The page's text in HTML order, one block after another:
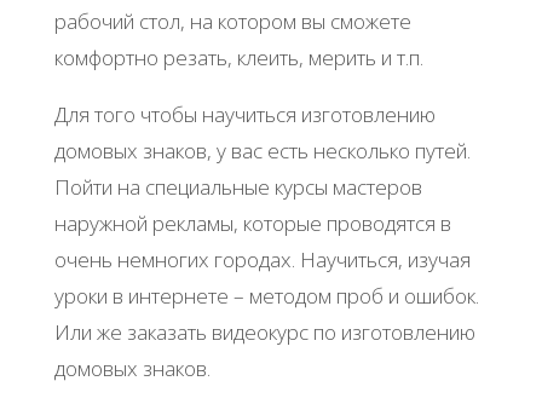
рабочий стол, на котором вы сможете
комфортно резать, клеить, мерить и т.п.
Для того чтобы научиться изготовлению
домовых знаков, у вас есть несколько путей.
Пойти на специальные курсы мастеров
наружной рекламы, которые проводятся в
очень немногих городах. Научиться, изучая
уроки в интернете – методом проб и ошибок.
Или же заказать видеокурс по изготовлению
домовых знаков.